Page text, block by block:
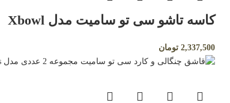
کاسه تاشو سی تو سامیت مدل Xbowl
2,337,500 تومان